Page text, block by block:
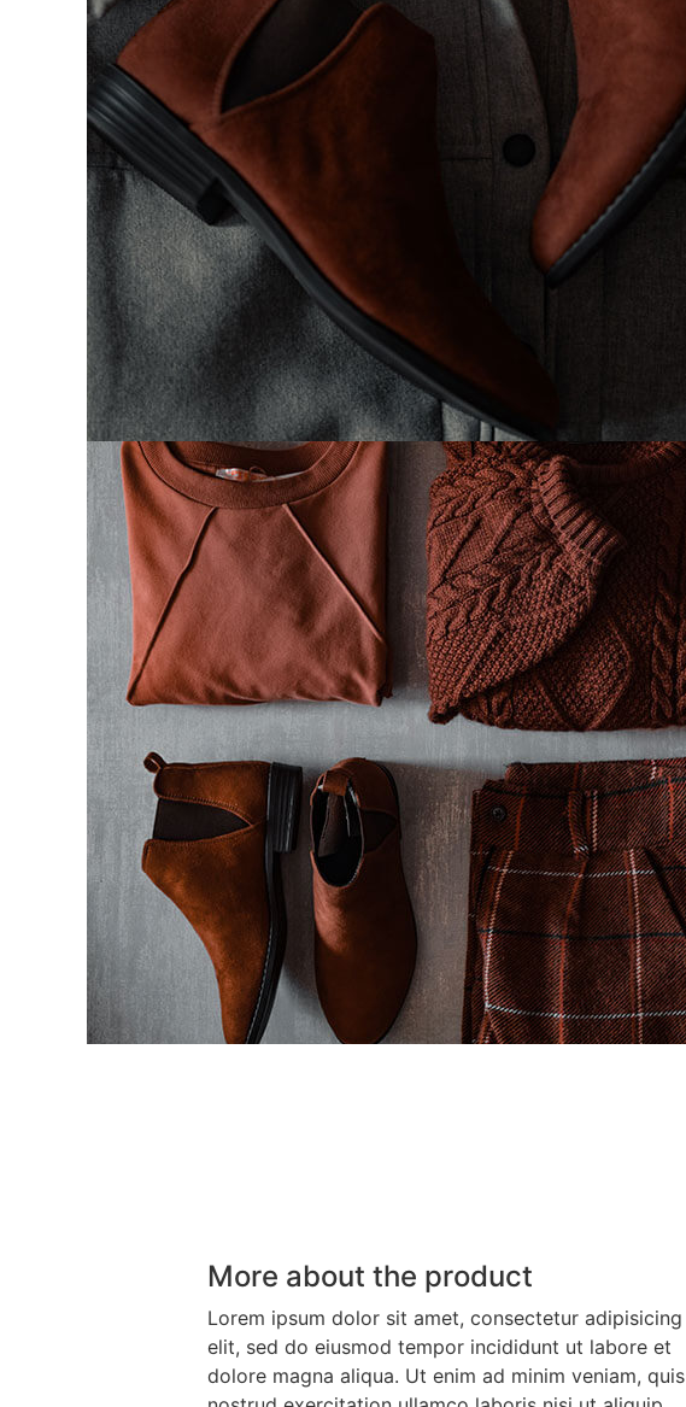
More about the product
Lorem ipsum dolor sit amet, consectetur adipisicing
elit, sed do eiusmod tempor incididunt ut labore et
dolore magna aliqua. Ut enim ad minim veniam, quis